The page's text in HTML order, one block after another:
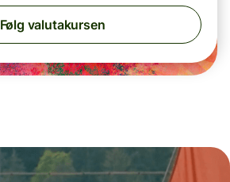
Følg valutakursen